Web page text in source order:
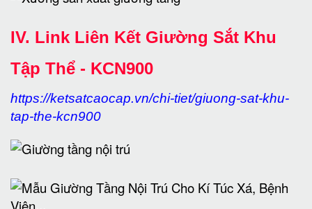
IV. Link Liên Kết Giường Sắt Khu
Tập Thể - KCN900
https://ketsatcaocap.vn/chi-tiet/giuong-sat-khu-
tap-the-kcn900